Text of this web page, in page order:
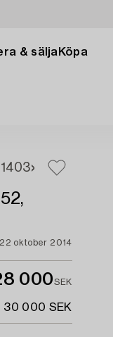
& sälja Köpa
403
22 oktober 2014
000SEK
30 000 SEK